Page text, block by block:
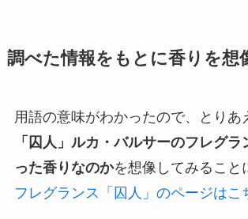
調べた情報をもとに香りを想
用語の意味がわかったので、とりあ
「囚人」ルカ・バルサーのフレグ
った香りなのかを想像してみること
フレグランス「囚人」のページはこ